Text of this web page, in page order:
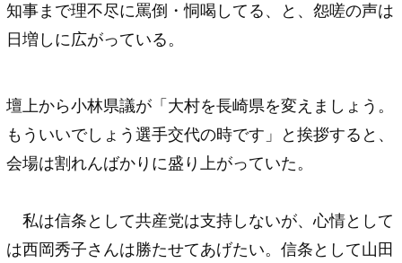
知事まで理不尽に罵倒・恫喝してる、と、怨嗟の声は
日増しに広がっている。
壇上から小林県議が「大村を長崎県を変えましょう。
もういいでしょう選手交代の時です」と挨拶すると、
会場は割れんばかりに盛り上がっていた。
私は信条として共産党は支持しないが、心情として
は西岡秀子さんは勝たせてあげたい。信条として山田